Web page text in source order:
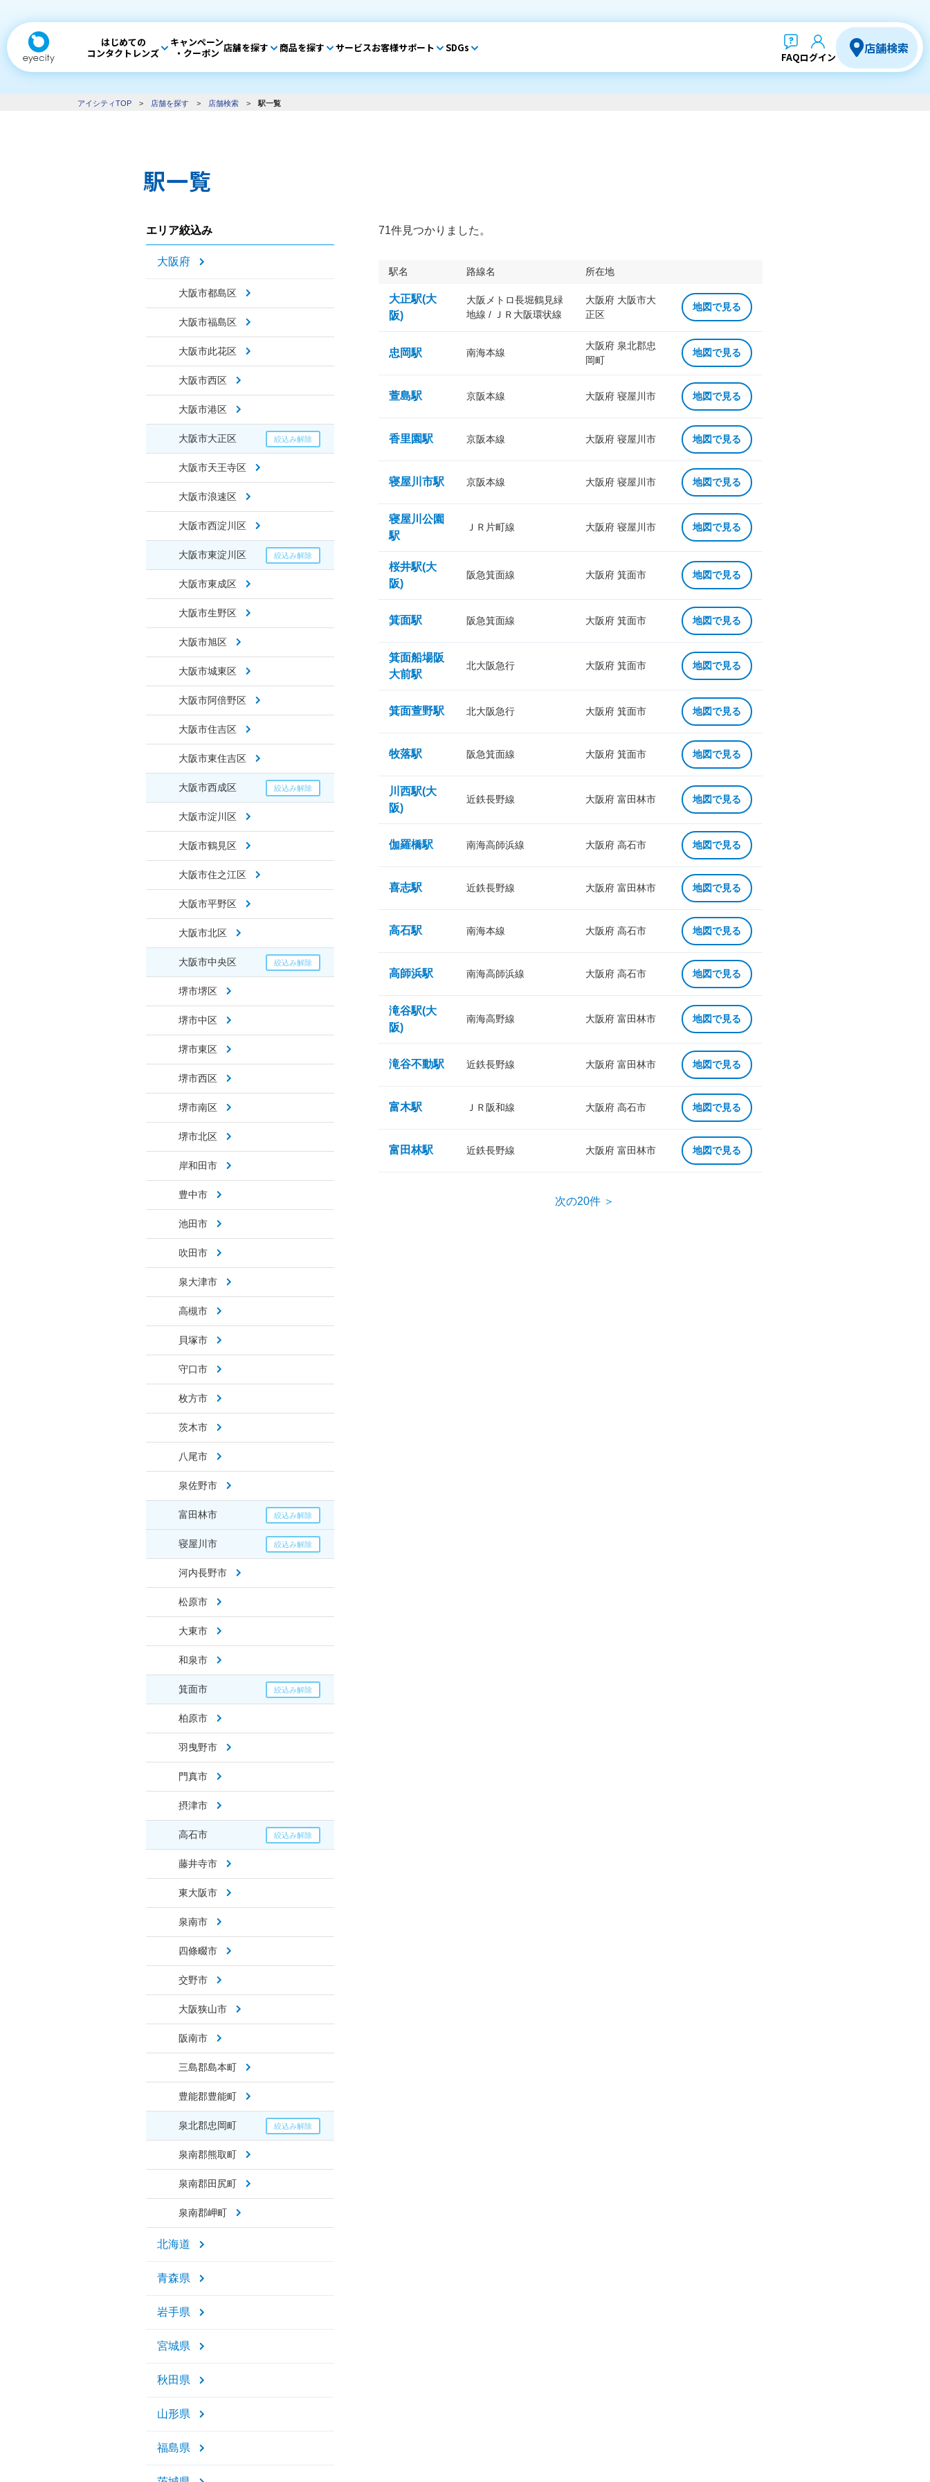
はじめての
コンタクトレンズ
キャンペーン
・クーポン 店舗を探す 商品を探す サービスお客様サポート SDGs
FAQログイン
店舗検索
アイシティTOP > 店舗を探す > 店舗検索 > 駅一覧
駅一覧
エリア絞込み
大阪府
大阪市都島区
大阪市福島区
大阪市此花区
大阪市西区
大阪市港区
大阪市大正区
大阪市天王寺区
大阪市浪速区
大阪市西淀川区
大阪市東淀川区
大阪市東成区
大阪市生野区
大阪市旭区
大阪市城東区
大阪市阿倍野区
大阪市住吉区
大阪市東住吉区
大阪市西成区
大阪市淀川区
大阪市鶴見区
大阪市住之江区
大阪市平野区
大阪市北区
大阪市中央区
堺市堺区
堺市中区
堺市東区
堺市西区
堺市南区
堺市北区
岸和田市
豊中市
池田市
吹田市
泉大津市
高槻市
貝塚市
守口市
枚方市
茨木市
八尾市
泉佐野市
富田林市
寝屋川市
河内長野市
松原市
大東市
和泉市
箕面市
柏原市
羽曳野市
門真市
摂津市
高石市
藤井寺市
東大阪市
泉南市
四條畷市
交野市
大阪狭山市
阪南市
三島郡島本町
豊能郡豊能町
泉北郡忠岡町
泉南郡熊取町
泉南郡田尻町
泉南郡岬町
北海道
青森県
岩手県
宮城県
秋田県
山形県
福島県
71件見つかりました。
駅名 路線名 所在地
大正駅(大
阪)
大阪メトロ長堀鶴見緑
地線 / ＪＲ大阪環状線
大阪府 大阪市大
正区
地図で見る
忠岡駅 南海本線
大阪府 泉北郡忠
岡町
地図で見る
萱島駅 京阪本線 大阪府 寝屋川市 地図で見る
香里園駅 京阪本線 大阪府 寝屋川市 地図で見る
寝屋川市駅 京阪本線 大阪府 寝屋川市 地図で見る
寝屋川公園
駅
ＪＲ片町線 大阪府 寝屋川市 地図で見る
桜井駅(大
阪)
阪急箕面線 大阪府 箕面市 地図で見る
箕面駅 阪急箕面線 大阪府 箕面市 地図で見る
箕面船場阪
大前駅
北大阪急行 大阪府 箕面市 地図で見る
箕面萱野駅 北大阪急行 大阪府 箕面市 地図で見る
牧落駅 阪急箕面線 大阪府 箕面市 地図で見る
川西駅(大
阪)
近鉄長野線 大阪府 富田林市 地図で見る
伽羅橋駅 南海高師浜線 大阪府 高石市 地図で見る
喜志駅 近鉄長野線 大阪府 富田林市 地図で見る
高石駅 南海本線 大阪府 高石市 地図で見る
高師浜駅 南海高師浜線 大阪府 高石市 地図で見る
滝谷駅(大
阪)
南海高野線 大阪府 富田林市 地図で見る
滝谷不動駅 近鉄長野線 大阪府 富田林市 地図で見る
富木駅 ＪＲ阪和線 大阪府 高石市 地図で見る
富田林駅 近鉄長野線 大阪府 富田林市 地図で見る
次の20件 ＞